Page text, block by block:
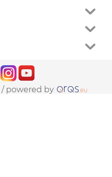
/ powered by